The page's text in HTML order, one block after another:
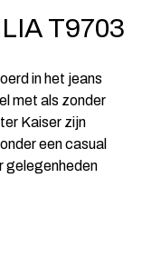
T9703
in het jeans
met als zonder
Kaiser zijn
een casual
gelegenheden